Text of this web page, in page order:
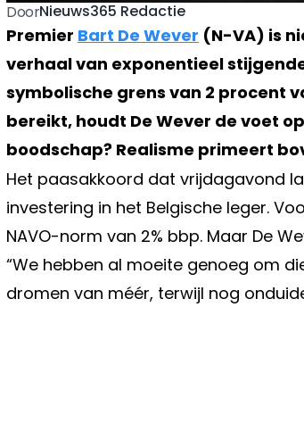
DoorNieuws365 Redactie
Premier Bart De Wever (N-VA) is
verhaal van exponentieel
symbolische grens van 2 procent
bereikt, houdt De Wever de voet
boodschap? Realisme primeert
Het paasakkoord dat vrijdagavond
investering in het Belgische leger.
NAVO-norm van 2% bbp. Maar De
“We hebben al moeite genoeg om
dromen van méér, terwijl nog